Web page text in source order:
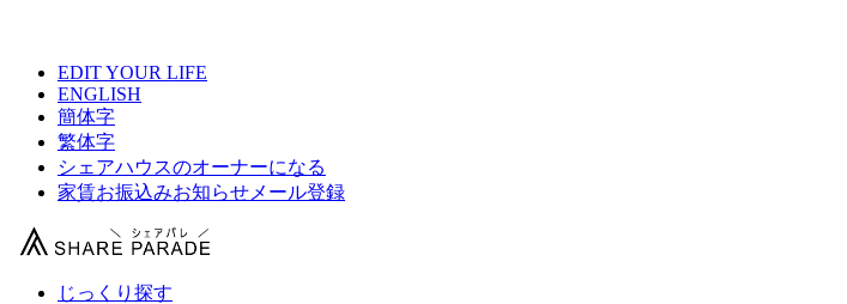
EDIT YOUR LIFE
ENGLISH
簡体字
繁体字
シェアハウスのオーナーになる
家賃お振込みお知らせメール登録
じっくり探す